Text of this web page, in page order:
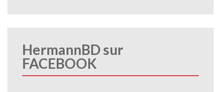
HermannBD sur
FACEBOOK